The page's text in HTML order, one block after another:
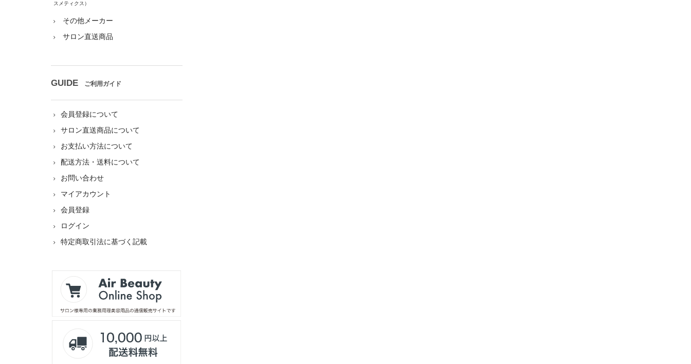
スメティクス）
その他メーカー
サロン直送商品
GUIDE ご利用ガイド
会員登録について
サロン直送商品について
お支払い方法について
配送方法・送料について
お問い合わせ
マイアカウント
会員登録
ログイン
特定商取引法に基づく記載